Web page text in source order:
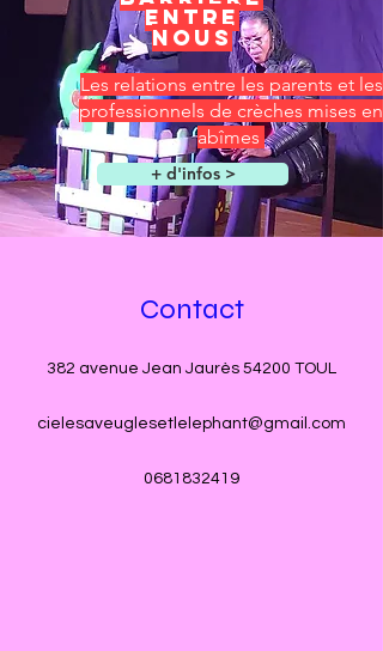
ENTRE
NOUS
Les relations entre les parents et les
professionnels de crèches mises en
abîmes
+ d'infos >
Contact
382 avenue Jean Jaurès 54200 TOUL
cielesaveuglesetlelephant@gmail.com
0681832419